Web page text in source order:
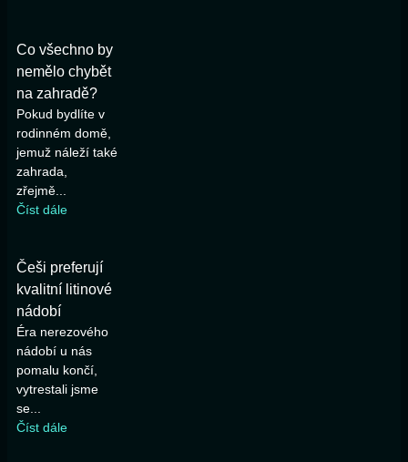
Co všechno by
nemělo chybět
na zahradě?
Pokud bydlíte v
rodinném domě,
jemuž náleží také
zahrada,
zřejmě...
Číst dále
Češi preferují
kvalitní litinové
nádobí
Éra nerezového
nádobí u nás
pomalu končí,
vytrestali jsme
se...
Číst dále